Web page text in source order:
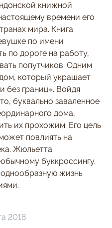
книжной
времени его
мира. Книга
по имени
по дороге на работу,
попутчиков. Одним
который украшает
без границ». Войдя
буквально заваленное
дома,
их прохожим. Его цель
повлиять на
Жюльетта
буккроссингу.
жизнь
2018